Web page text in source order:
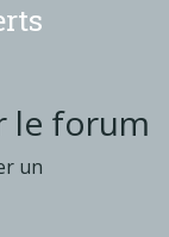
le forum
un